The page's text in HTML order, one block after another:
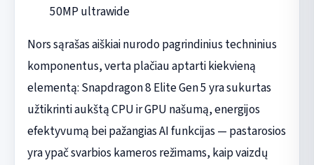
50MP ultrawide
Nors sąrašas aiškiai nurodo pagrindinius techninius
komponentus, verta plačiau aptarti kiekvieną
elementą: Snapdragon 8 Elite Gen 5 yra sukurtas
užtikrinti aukštą CPU ir GPU našumą, energijos
efektyvumą bei pažangias AI funkcijas — pastarosios
yra ypač svarbios kameros režimams, kaip vaizdų